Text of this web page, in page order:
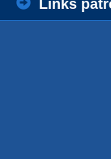
Links